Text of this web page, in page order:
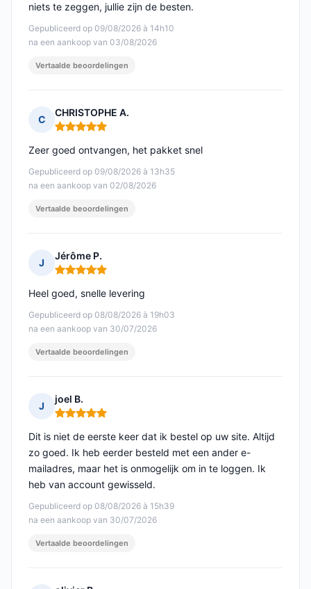
Gepubliceerd op 09/08/2026 à 14h10
na een aankoop van 03/08/2026
niets te zeggen, jullie zijn de besten.
Vertaalde beoordelingen
C
CHRISTOPHE A.
Opmerking: 5 van 5
Gepubliceerd op 09/08/2026 à 13h35
na een aankoop van 02/08/2026
Zeer goed ontvangen, het pakket snel
Vertaalde beoordelingen
J
Jérôme P.
Opmerking: 5 van 5
Gepubliceerd op 08/08/2026 à 19h03
na een aankoop van 30/07/2026
Heel goed, snelle levering
Vertaalde beoordelingen
J
joel B.
Opmerking: 5 van 5
Gepubliceerd op 08/08/2026 à 15h39
na een aankoop van 30/07/2026
Dit is niet de eerste keer dat ik bestel op uw site. Altijd
zo goed. Ik heb eerder besteld met een ander e-
mailadres, maar het is onmogelijk om in te loggen. Ik
heb van account gewisseld.
Vertaalde beoordelingen